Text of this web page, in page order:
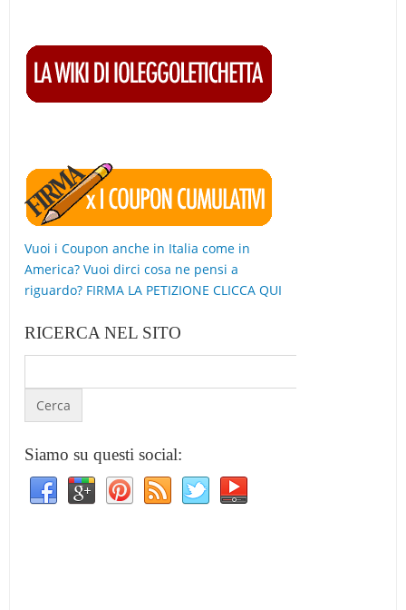
Vuoi i Coupon anche in Italia come in
America? Vuoi dirci cosa ne pensi a
riguardo? FIRMA LA PETIZIONE CLICCA QUI
RICERCA NEL SITO
Siamo su questi social: